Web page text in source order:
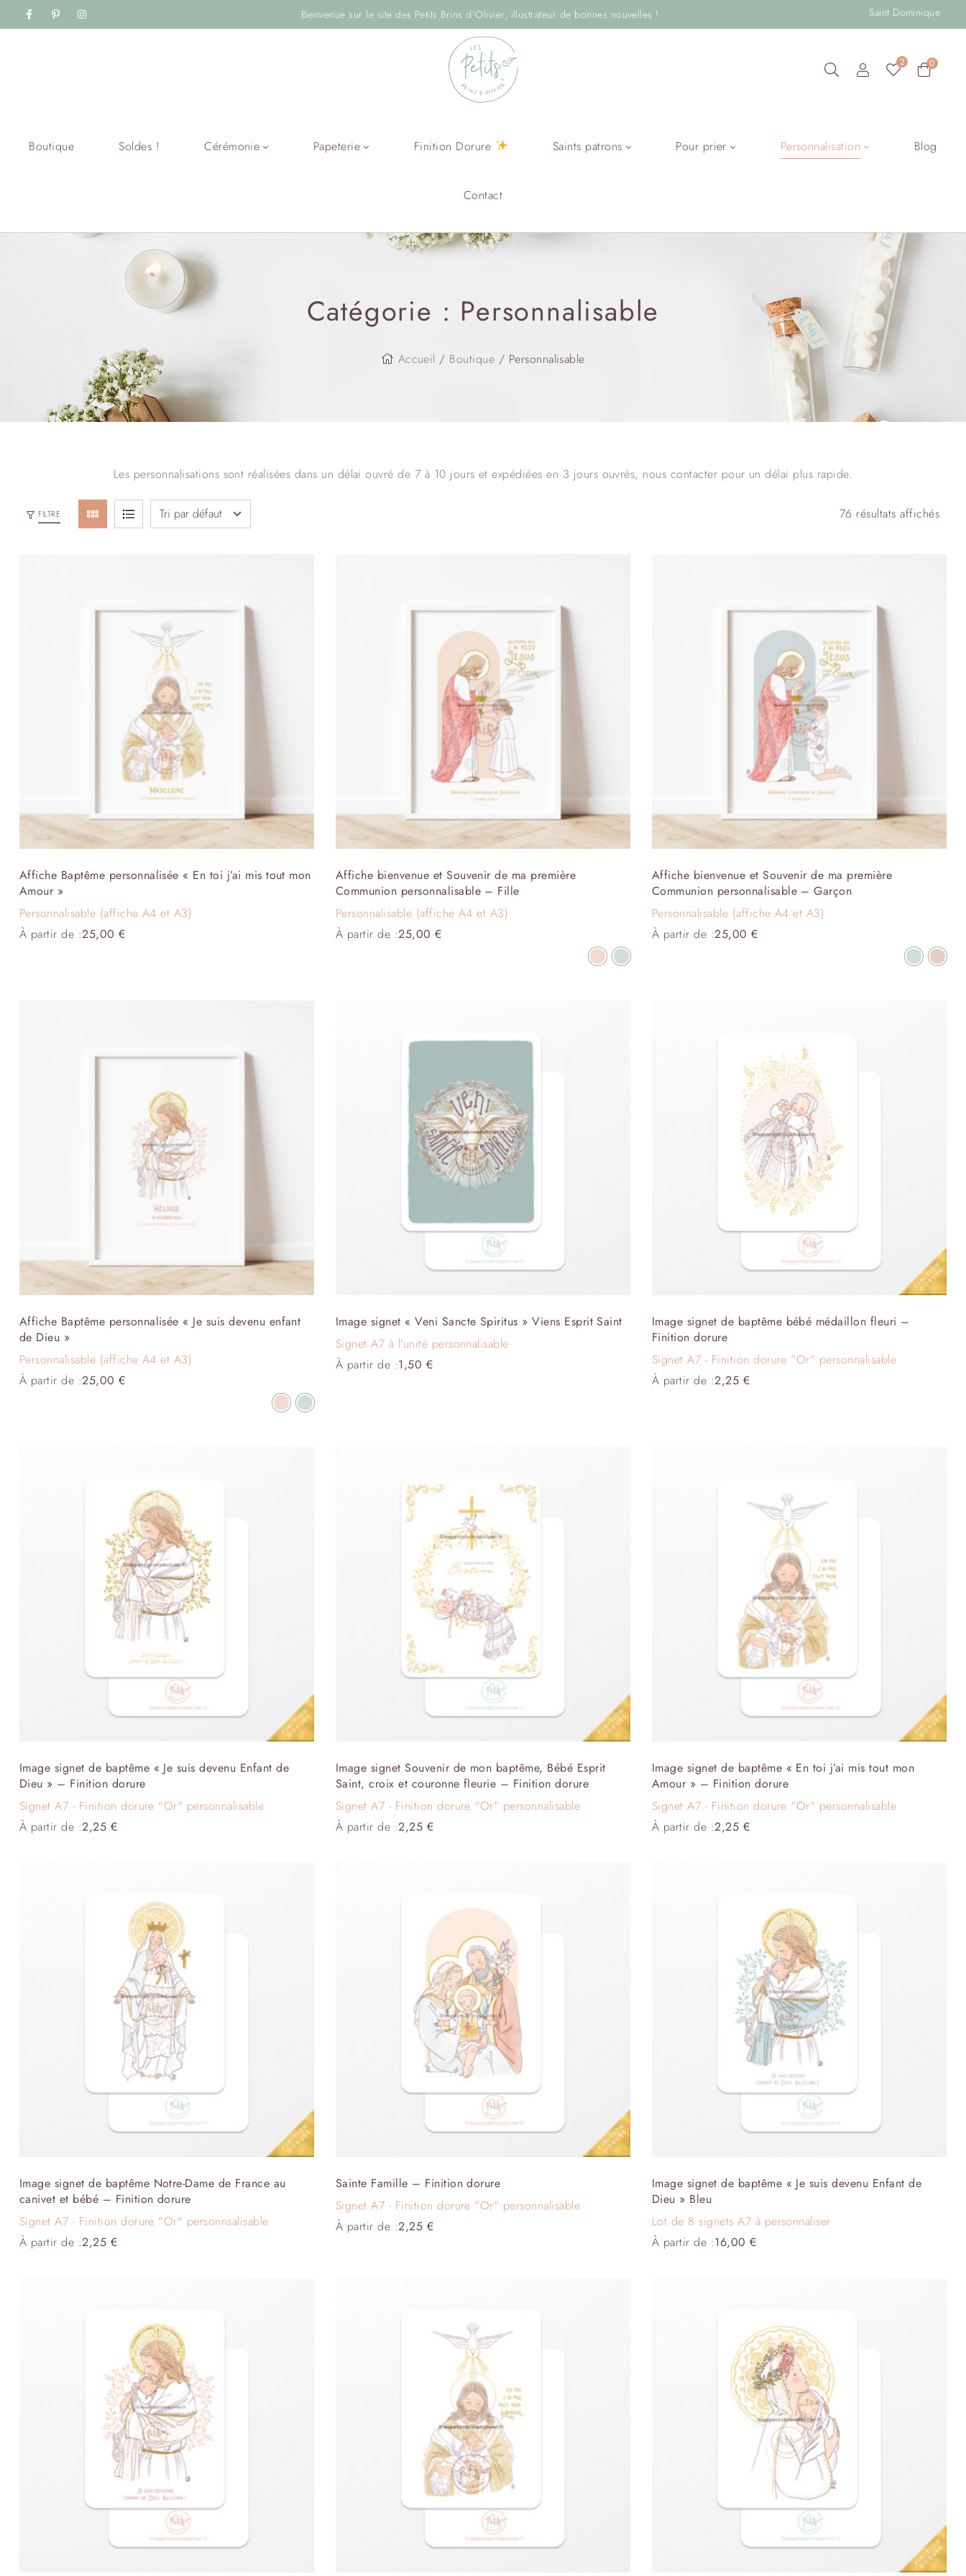
Bienvenue sur le site des Petits Brins d’Olivier, illustrateur de bonnes nouvelles ! Saint Dominique
2 0
Boutique Soldes ! Cérémonie Papeterie Finition Dorure Saints patrons Pour prier Personnalisation Blog
Contact
Catégorie : Personnalisable
Accueil / Boutique / Personnalisable
Les personnalisations sont réalisées dans un délai ouvré de 7 à 10 jours et expédiées en 3 jours ouvrés, nous contacter pour un délai plus rapide.
FILTRE 76 résultats affichés
Affiche Baptême personnalisée « En toi j’ai mis tout mon
Amour »
Personnalisable (affiche A4 et A3)
À partir de :25,00€
Affiche bienvenue et Souvenir de ma première
Communion personnalisable – Fille
Personnalisable (affiche A4 et A3)
À partir de :25,00€
Affiche bienvenue et Souvenir de ma première
Communion personnalisable – Garçon
Personnalisable (affiche A4 et A3)
À partir de :25,00€
Affiche Baptême personnalisée « Je suis devenu enfant
de Dieu »
Personnalisable (affiche A4 et A3)
À partir de :25,00€
Image signet « Veni Sancte Spiritus » Viens Esprit Saint
Signet A7 à l'unité personnalisable
À partir de :1,50 €
Image signet de baptême bébé médaillon fleuri –
Finition dorure
Signet A7 - Finition dorure "Or" personnalisable
À partir de :2,25 €
Image signet de baptême « Je suis devenu Enfant de
Dieu » – Finition dorure
Signet A7 - Finition dorure "Or" personnalisable
À partir de :2,25 €
Image signet Souvenir de mon baptême, Bébé Esprit
Saint, croix et couronne fleurie – Finition dorure
Signet A7 - Finition dorure "Or" personnalisable
À partir de :2,25 €
Image signet de baptême « En toi j’ai mis tout mon
Amour » – Finition dorure
Signet A7 - Finition dorure "Or" personnalisable
À partir de :2,25 €
Image signet de baptême Notre-Dame de France au
canivet et bébé – Finition dorure
Signet A7 - Finition dorure "Or" personnsalisable
À partir de :2,25 €
Sainte Famille – Finition dorure
Signet A7 - Finition dorure "Or" personnalisable
À partir de :2,25 €
Image signet de baptême « Je suis devenu Enfant de
Dieu » Bleu
Lot de 8 signets A7 à personnaliser
À partir de :16,00€